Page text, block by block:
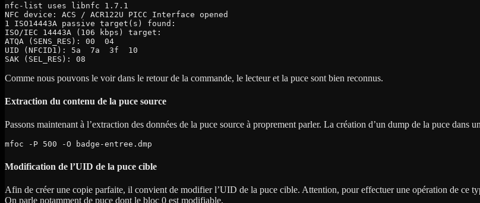
nfc-list uses libnfc 1.7.1
NFC device: ACS / ACR122U PICC Interface opened
1 ISO14443A passive target(s) found:
ISO/IEC 14443A (106 kbps) target:
ATQA (SENS_RES): 00  04
UID (NFCID1): 5a  7a  3f  10
SAK (SEL_RES): 08
Comme nous pouvons le voir dans le retour de la commande, le lecteur et la puce sont bien reconnus.
Extraction du contenu de la puce source
Passons maintenant à l’extraction des données de la puce source à proprement parler. La création d’un dump de la puce dans
mfoc -P 500 -O badge-entree.dmp
Modification de l’UID de la puce cible
Afin de créer une copie parfaite, il convient de modifier l’UID de la puce cible. Attention, pour effectuer une opération de ce
On parle notamment de puce dont le bloc 0 est modifiable.